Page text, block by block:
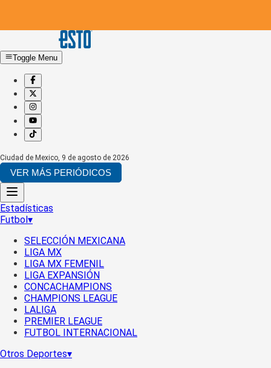
Toggle Menu
Ciudad de Mexico, 9 de agosto de 2026
VER MÁS PERIÓDICOS
Estadísticas
Futbol▾
SELECCIÓN MEXICANA
LIGA MX
LIGA MX FEMENIL
LIGA EXPANSIÓN
CONCACHAMPIONS
CHAMPIONS LEAGUE
LALIGA
PREMIER LEAGUE
FUTBOL INTERNACIONAL
Otros Deportes▾